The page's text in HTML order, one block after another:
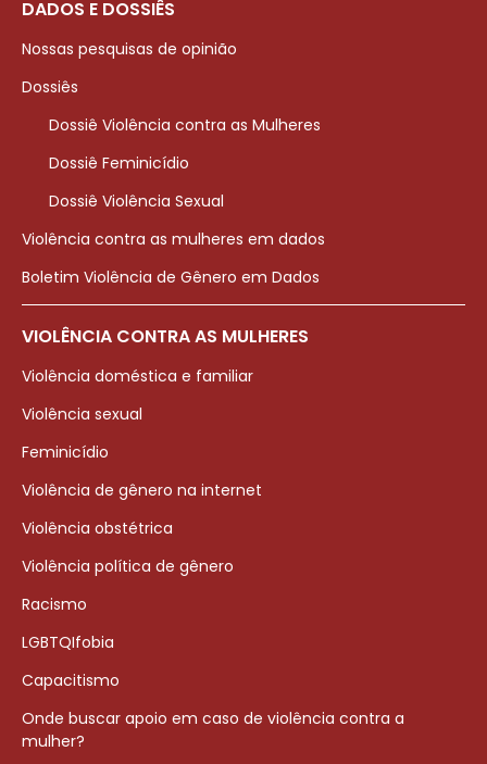
DADOS E DOSSIÊS
Nossas pesquisas de opinião
Dossiês
Dossiê Violência contra as Mulheres
Dossiê Feminicídio
Dossiê Violência Sexual
Violência contra as mulheres em dados
Boletim Violência de Gênero em Dados
VIOLÊNCIA CONTRA AS MULHERES
Violência doméstica e familiar
Violência sexual
Feminicídio
Violência de gênero na internet
Violência obstétrica
Violência política de gênero
Racismo
LGBTQIfobia
Capacitismo
Onde buscar apoio em caso de violência contra a
mulher?